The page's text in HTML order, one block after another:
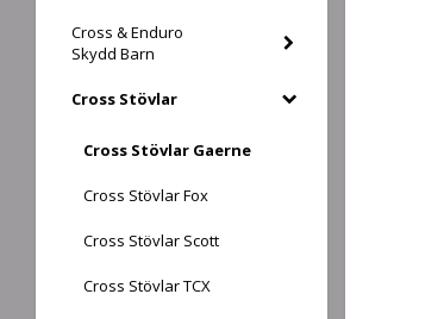
Cross & Enduro
Skydd Barn
Cross Stövlar
Cross Stövlar Gaerne
Cross Stövlar Fox
Cross Stövlar Scott
Cross Stövlar TCX